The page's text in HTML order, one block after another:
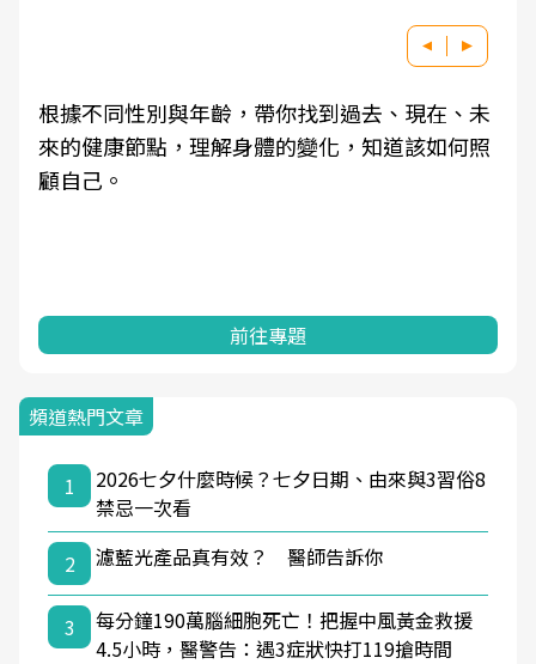
根據不同性別與年齡，帶你找到過去、現在、未
來的健康節點，理解身體的變化，知道該如何照
顧自己。
前往專題
頻道熱門文章
1
2026七夕什麼時候？七夕日期、由來與3習俗8
禁忌一次看
2
濾藍光產品真有效？ 醫師告訴你
3
每分鐘190萬腦細胞死亡！把握中風黃金救援
4.5小時，醫警告：遇3症狀快打119搶時間